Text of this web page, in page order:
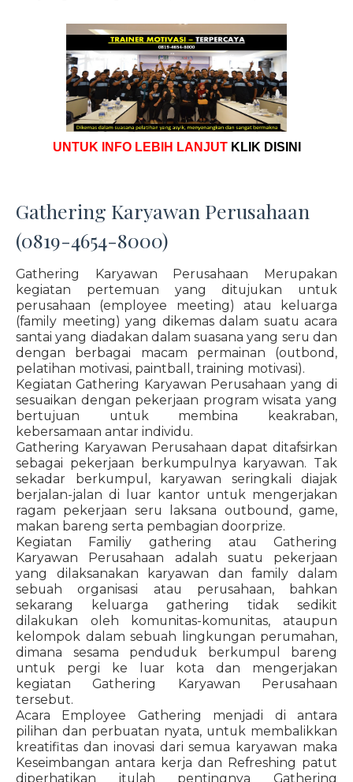
UNTUK INFO LEBIH LANJUT KLIK DISINI
Gathering Karyawan Perusahaan
(0819-4654-8000)
Gathering Karyawan Perusahaan Merupakan
kegiatan pertemuan yang ditujukan untuk
perusahaan (employee meeting) atau keluarga
(family meeting) yang dikemas dalam suatu acara
santai yang diadakan dalam suasana yang seru dan
dengan berbagai macam permainan (outbond,
pelatihan motivasi, paintball, training motivasi).
Kegiatan Gathering Karyawan Perusahaan yang di
sesuaikan dengan pekerjaan program wisata yang
bertujuan untuk membina keakraban,
kebersamaan antar individu.
Gathering Karyawan Perusahaan dapat ditafsirkan
sebagai pekerjaan berkumpulnya karyawan. Tak
sekadar berkumpul, karyawan seringkali diajak
berjalan-jalan di luar kantor untuk mengerjakan
ragam pekerjaan seru laksana outbound, game,
makan bareng serta pembagian doorprize.
Kegiatan Familiy gathering atau Gathering
Karyawan Perusahaan adalah suatu pekerjaan
yang dilaksanakan karyawan dan family dalam
sebuah organisasi atau perusahaan, bahkan
sekarang keluarga gathering tidak sedikit
dilakukan oleh komunitas-komunitas, ataupun
kelompok dalam sebuah lingkungan perumahan,
dimana sesama penduduk berkumpul bareng
untuk pergi ke luar kota dan mengerjakan
kegiatan Gathering Karyawan Perusahaan
tersebut.
Acara Employee Gathering menjadi di antara
pilihan dan perbuatan nyata, untuk membalikkan
kreatifitas dan inovasi dari semua karyawan maka
Keseimbangan antara kerja dan Refreshing patut
diperhatikan itulah pentingnya Gathering